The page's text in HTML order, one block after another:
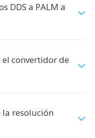
DDS a PALM a
convertidor de
la resolución